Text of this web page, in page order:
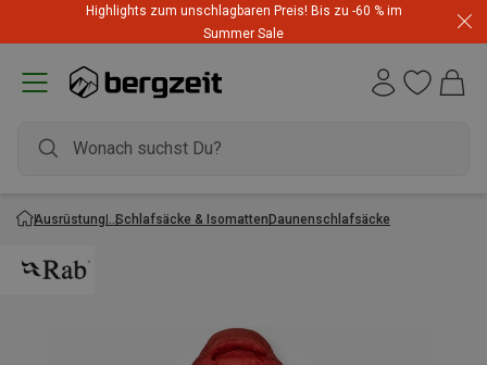
Highlights zum unschlagbaren Preis! Bis zu -60 % im
Summer Sale
Ausrüstung Schlafsäcke & IsomattenDaunenschlafsäcke